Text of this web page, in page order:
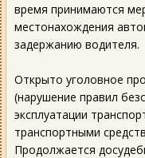
время принимаются
местонахождения
задержанию водителя.
Открыто уголовное
(нарушение правил
эксплуатации
транспортными
Продолжается